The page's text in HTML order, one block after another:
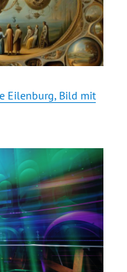
Eilenburg, Bild mit